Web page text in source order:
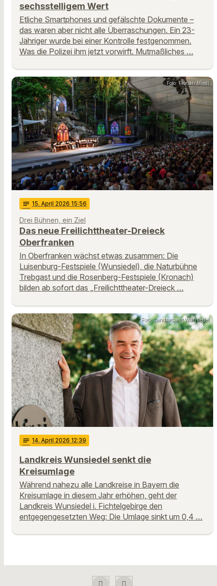
sechsstelligem Wert
Etliche Smartphones und gefälschte Dokumente –
das waren aber nicht alle Überraschungen. Ein 23-
Jähriger wurde bei einer Kontrolle festgenommen.
Was die Polizei ihm jetzt vorwirft. Mutmaßliches …
Foto: Florian Miedl
notes 15. April 2026 15:56
Drei Bühnen, ein Ziel
Das neue Freilichttheater-Dreieck
Oberfranken
In Oberfranken wächst etwas zusammen: Die
Luisenburg-Festspiele (Wunsiedel), die Naturbühne
Trebgast und die Rosenberg-Festspiele (Kronach)
bilden ab sofort das „Freilichttheater-Dreieck …
Foto: Landratsamt Wunsiedel
notes 14. April 2026 12:39
Landkreis Wunsiedel senkt die
Kreisumlage
Während nahezu alle Landkreise in Bayern die
Kreisumlage in diesem Jahr erhöhen, geht der
Landkreis Wunsiedel i. Fichtelgebirge den
entgegengesetzten Weg: Die Umlage sinkt um 0,4 …